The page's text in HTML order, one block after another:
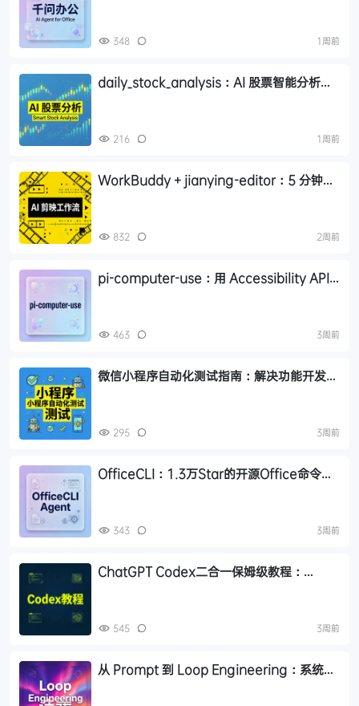
348 1周前
daily_stock_analysis：AI 股票智能分析系
216 1周前
WorkBuddy + jianying-editor：5 分钟搭
832 2周前
pi-computer-use：用 Accessibility API
463 3周前
微信小程序自动化测试指南：解决功能开发完
295 3周前
OfficeCLI：1.3万Star的开源Office命令行
343 3周前
ChatGPT Codex二合一保姆级教程：
545 3周前
从 Prompt 到 Loop Engineering：系统讲